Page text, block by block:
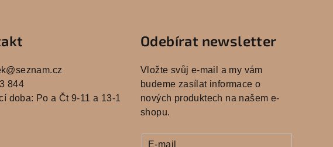
@seznam.cz
844
doba: Po a Čt 9-11 a 13-1
Odebírat newsletter
Vložte svůj e-mail a my vám
budeme zasílat informace o
nových produktech na našem e-
shopu.
E-mail